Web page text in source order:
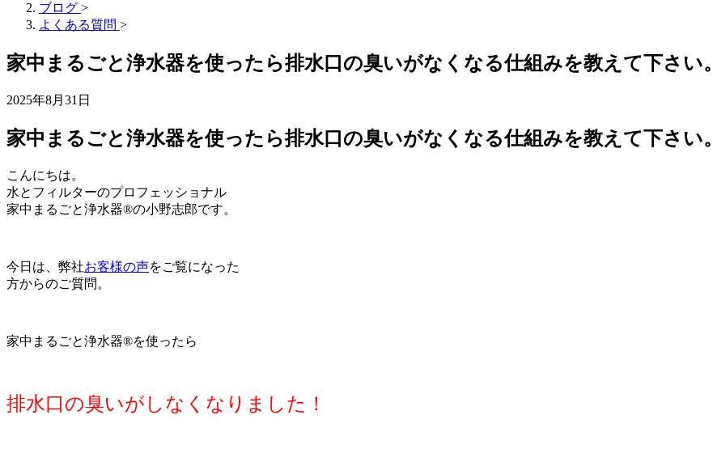
ブログ >
よくある質問 >
家中まるごと浄水器を使ったら排水口の臭いがなくなる仕組みを教えて下さい。
2025年8月31日
家中まるごと浄水器を使ったら排水口の臭いがなくなる仕組みを教えて下さい。
こんにちは。
水とフィルターのプロフェッショナル
家中まるごと浄水器®の小野志郎です。
今日は、弊社お客様の声をご覧になった
方からのご質問。
家中まるごと浄水器®を使ったら
排水口の臭いがしなくなりました！